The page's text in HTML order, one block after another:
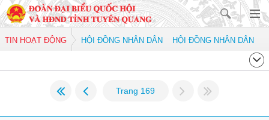
TIN HOẠT ĐỘNG HỘI ĐỒNG NHÂN DÂN HỘI ĐỒNG NHÂN DÂN
Trang 169